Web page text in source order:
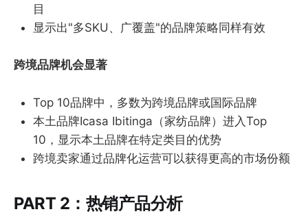
目
显示出"多SKU、广覆盖"的品牌策略同样有效
跨境品牌机会显著
Top 10品牌中，多数为跨境品牌或国际品牌
本土品牌Icasa Ibitinga（家纺品牌）进入Top
10，显示本土品牌在特定类目的优势
跨境卖家通过品牌化运营可以获得更高的市场份额
PART 2：热销产品分析